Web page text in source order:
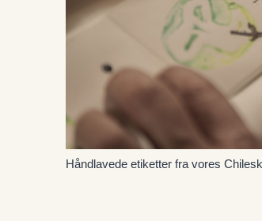
Håndlavede etiketter fra vores